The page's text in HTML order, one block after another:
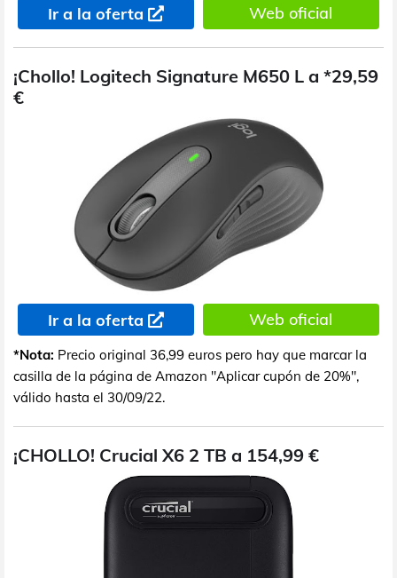
Ir a la oferta Web oficial
¡Chollo! Logitech Signature M650 L a *29,59
€
Ir a la oferta Web oficial
*Nota: Precio original 36,99 euros pero hay que marcar la
casilla de la página de Amazon "Aplicar cupón de 20%",
válido hasta el 30/09/22.
¡CHOLLO! Crucial X6 2 TB a 154,99 €